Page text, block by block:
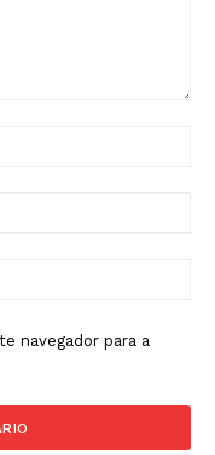
navegador para a